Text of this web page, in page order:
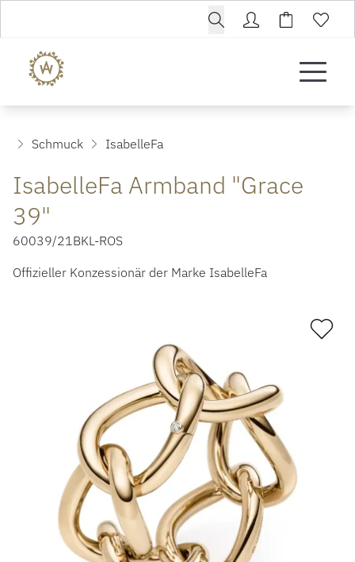
ROLEX CERTIFIED PRE-OWNED
Schmuck IsabelleFa
IsabelleFa Armband "Grace
39"
60039/21BKL-ROS
Offizieller Konzessionär der Marke IsabelleFa